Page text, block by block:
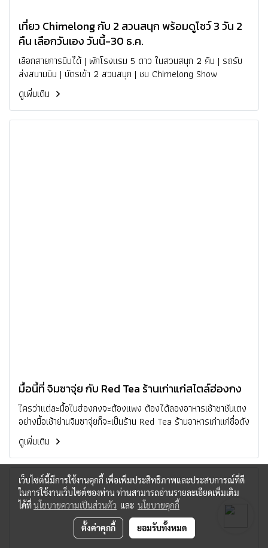
เที่ยว Chimelong กับ 2 สวนสนุก พร้อมดูโชว์ 3 วัน 2
คืน เลือกวันเอง วันนี้-30 ธ.ค.
เลือกสายการบินได้ | พักโรงแรม 5 ดาว ในสวนสนุก 2 คืน | รถรับ
ส่งสนามบิน | บัตรเข้า 2 สวนสนุก | ชม Chimelong Show
ดูเพิ่มเติม
มื้อนี้ที่ จิมซาจุ่ย กับ Red Tea ร้านเก่าแก่สไตล์ฮ่องกง
ใครว่าแต่ละมื้อในฮ่องกงจะต้องแพง ต้องได้ลองอาหารเช้าชาชันเตง
อย่างมื้อเช้าย่านจิมซาจุ่ยก็จะเป็นร้าน Red Tea ร้านอาหารเก่าแก่ชื่อดัง
ดูเพิ่มเติม
เว็บไซต์นี้มีการใช้งานคุกกี้ เพื่อเพิ่มประสิทธิภาพและประสบการณ์ที่ดี
ในการใช้งานเว็บไซต์ของท่าน ท่านสามารถอ่านรายละเอียดเพิ่มเติม
ได้ที่นโยบายความเป็นส่วนตัว และ นโยบายคุกกี้
ตั้งค่าคุกกี้ ยอมรับทั้งหมด